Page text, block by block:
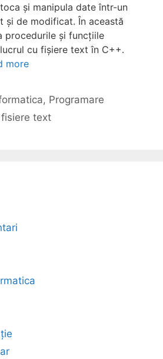
și manipula date într-un
și de modificat. În această
procedurile și funcțiile
cu fișiere text în C++.
more
, Programare
fisiere text